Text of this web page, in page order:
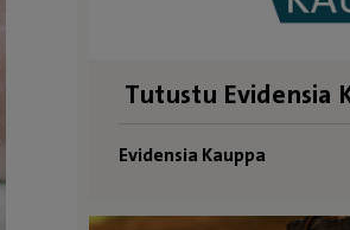
Tutustu Evidensia
Evidensia Kauppa